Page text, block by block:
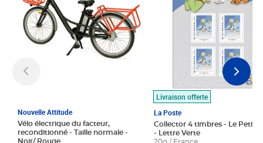
Nouvelle Attitude
Vélo électrique du facteur,
reconditionné - Taille normale -
Noir/ Rouge
Livraison offerte
La Poste
Collector 4 timbres - Le Petit
- Lettre Verte